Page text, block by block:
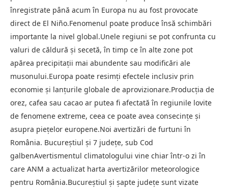
înregistrate până acum în Europa nu au fost provocate
direct de El Niño.Fenomenul poate produce însă schimbări
importante la nivel global.Unele regiuni se pot confrunta cu
valuri de căldură și secetă, în timp ce în alte zone pot
apărea precipitații mai abundente sau modificări ale
musonului.Europa poate resimți efectele inclusiv prin
economie și lanțurile globale de aprovizionare.Producția de
orez, cafea sau cacao ar putea fi afectată în regiunile lovite
de fenomene extreme, ceea ce poate avea consecințe și
asupra piețelor europene.Noi avertizări de furtuni în
România. Bucureștiul și 7 județe, sub Cod
galbenAvertismentul climatologului vine chiar într-o zi în
care ANM a actualizat harta avertizărilor meteorologice
pentru România.Bucureștiul și șapte județe sunt vizate